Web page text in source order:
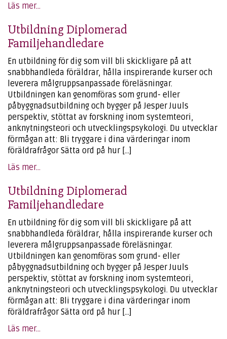
Läs mer...
Utbildning Diplomerad
Familjehandledare
En utbildning för dig som vill bli skickligare på att
snabbhandleda föräldrar, hålla inspirerande kurser och
leverera målgruppsanpassade föreläsningar.
Utbildningen kan genomföras som grund- eller
påbyggnadsutbildning och bygger på Jesper Juuls
perspektiv, stöttat av forskning inom systemteori,
anknytningsteori och utvecklingspsykologi. Du utvecklar
förmågan att: Bli tryggare i dina värderingar inom
föräldrafrågor Sätta ord på hur […]
Läs mer...
Utbildning Diplomerad
Familjehandledare
En utbildning för dig som vill bli skickligare på att
snabbhandleda föräldrar, hålla inspirerande kurser och
leverera målgruppsanpassade föreläsningar.
Utbildningen kan genomföras som grund- eller
påbyggnadsutbildning och bygger på Jesper Juuls
perspektiv, stöttat av forskning inom systemteori,
anknytningsteori och utvecklingspsykologi. Du utvecklar
förmågan att: Bli tryggare i dina värderingar inom
föräldrafrågor Sätta ord på hur […]
Läs mer...